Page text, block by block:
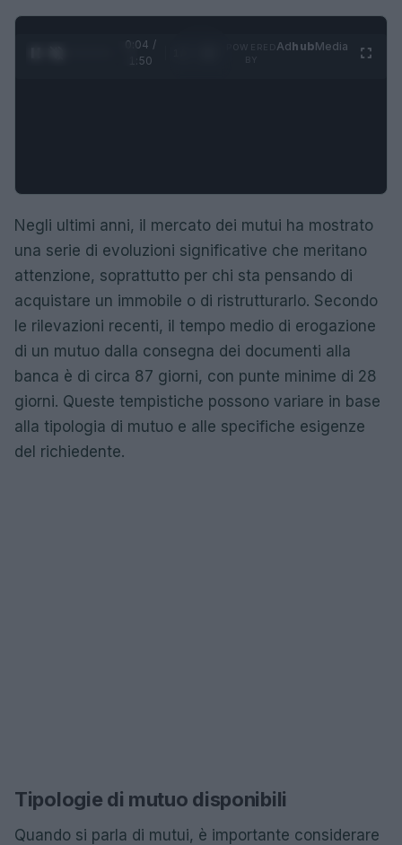
0:05 /
1:50
AdhubMedia
Negli ultimi anni, il mercato dei mutui ha mostrato
una serie di evoluzioni significative che meritano
attenzione, soprattutto per chi sta pensando di
acquistare un immobile o di ristrutturarlo. Secondo
le rilevazioni recenti, il tempo medio di erogazione
di un mutuo dalla consegna dei documenti alla
banca è di circa 87 giorni, con punte minime di 28
giorni. Queste tempistiche possono variare in base
alla tipologia di mutuo e alle specifiche esigenze
del richiedente.
Tipologie di mutuo disponibili
Quando si parla di mutui, è importante considerare